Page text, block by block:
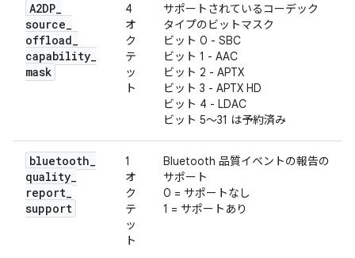
A2DP_
source_
offload_
capability_
mask
4
オ
ク
テ
ッ
ト
サポートされているコーデック
タイプのビットマスク
ビット 0 - SBC
ビット 1 - AAC
ビット 2 - APTX
ビット 3 - APTX HD
ビット 4 - LDAC
ビット 5～31 は予約済み
bluetooth_
quality_
report_
support
1
オ
ク
テ
ッ
ト
Bluetooth 品質イベントの報告の
サポート
0 = サポートなし
1 = サポートあり